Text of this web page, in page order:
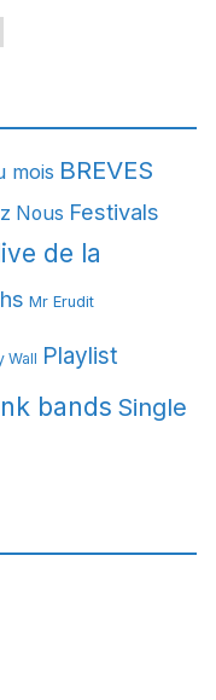
mois BREVES
Nous Festivals
de la
Mr Erudit
Wall Playlist
bands Single